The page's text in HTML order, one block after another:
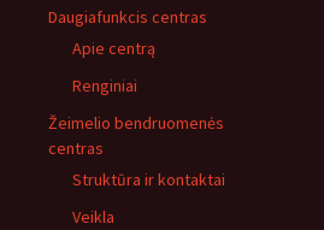
Daugiafunkcis centras
Apie centrą
Renginiai
Žeimelio bendruomenės
centras
Struktūra ir kontaktai
Veikla